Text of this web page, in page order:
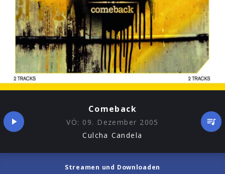
Comeback
VÖ: 09. Dezember 2005
Culcha Candela
Streamen und Downloaden